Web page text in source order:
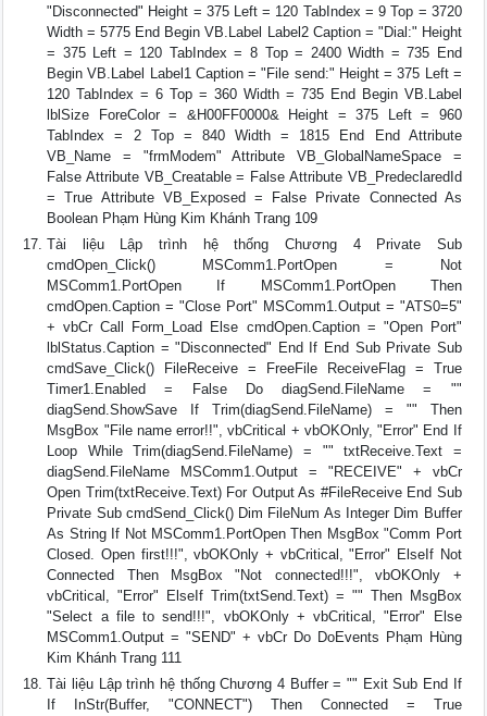
"Disconnected" Height = 375 Left = 120 TabIndex = 9 Top = 3720
Width = 5775 End Begin VB.Label Label2 Caption = "Dial:" Height
= 375 Left = 120 TabIndex = 8 Top = 2400 Width = 735 End
Begin VB.Label Label1 Caption = "File send:" Height = 375 Left =
120 TabIndex = 6 Top = 360 Width = 735 End Begin VB.Label
lblSize ForeColor = &H00FF0000& Height = 375 Left = 960
TabIndex = 2 Top = 840 Width = 1815 End End Attribute
VB_Name = "frmModem" Attribute VB_GlobalNameSpace =
False Attribute VB_Creatable = False Attribute VB_PredeclaredId
= True Attribute VB_Exposed = False Private Connected As
Boolean Phạm Hùng Kim Khánh Trang 109
Tài liệu Lập trình hệ thống Chương 4 Private Sub
cmdOpen_Click() MSComm1.PortOpen = Not
MSComm1.PortOpen If MSComm1.PortOpen Then
cmdOpen.Caption = "Close Port" MSComm1.Output = "ATS0=5"
+ vbCr Call Form_Load Else cmdOpen.Caption = "Open Port"
lblStatus.Caption = "Disconnected" End If End Sub Private Sub
cmdSave_Click() FileReceive = FreeFile ReceiveFlag = True
Timer1.Enabled = False Do diagSend.FileName = ""
diagSend.ShowSave If Trim(diagSend.FileName) = "" Then
MsgBox "File name error!!", vbCritical + vbOKOnly, "Error" End If
Loop While Trim(diagSend.FileName) = "" txtReceive.Text =
diagSend.FileName MSComm1.Output = "RECEIVE" + vbCr
Open Trim(txtReceive.Text) For Output As #FileReceive End Sub
Private Sub cmdSend_Click() Dim FileNum As Integer Dim Buffer
As String If Not MSComm1.PortOpen Then MsgBox "Comm Port
Closed. Open first!!!", vbOKOnly + vbCritical, "Error" ElseIf Not
Connected Then MsgBox "Not connected!!!", vbOKOnly +
vbCritical, "Error" ElseIf Trim(txtSend.Text) = "" Then MsgBox
"Select a file to send!!!", vbOKOnly + vbCritical, "Error" Else
MSComm1.Output = "SEND" + vbCr Do DoEvents Phạm Hùng
Kim Khánh Trang 111
Tài liệu Lập trình hệ thống Chương 4 Buffer = "" Exit Sub End If
If InStr(Buffer, "CONNECT") Then Connected = True